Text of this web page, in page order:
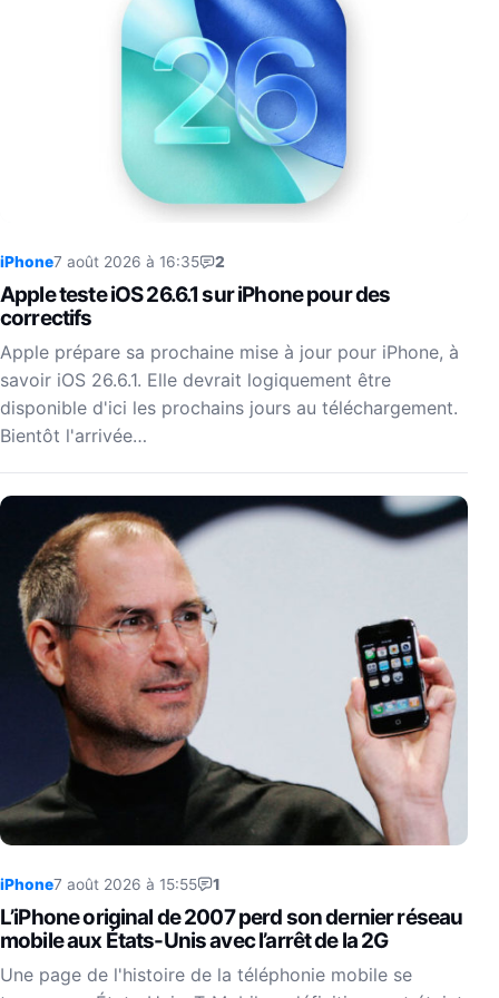
iPhone7 août 2026 à 16:35 2
Apple teste iOS 26.6.1 sur iPhone pour des
correctifs
Apple prépare sa prochaine mise à jour pour iPhone, à
savoir iOS 26.6.1. Elle devrait logiquement être
disponible d'ici les prochains jours au téléchargement.
Bientôt l'arrivée…
iPhone7 août 2026 à 15:55 1
L’iPhone original de 2007 perd son dernier réseau
mobile aux États-Unis avec l’arrêt de la 2G
Une page de l'histoire de la téléphonie mobile se